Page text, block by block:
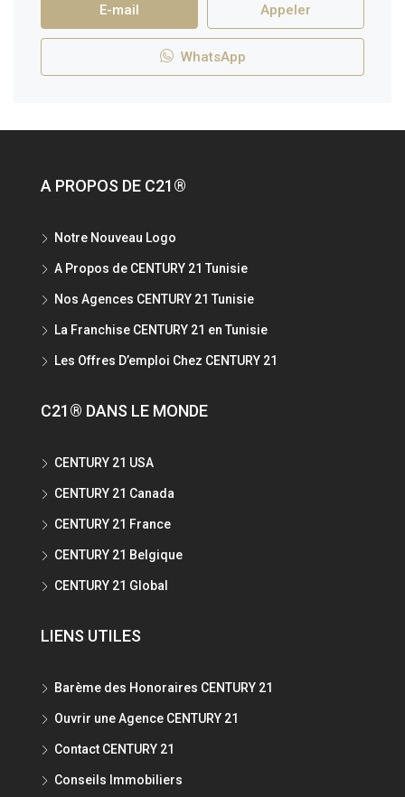
E-mail Appeler
WhatsApp
A PROPOS DE C21®
Notre Nouveau Logo
A Propos de CENTURY 21 Tunisie
Nos Agences CENTURY 21 Tunisie
La Franchise CENTURY 21 en Tunisie
Les Offres D’emploi Chez CENTURY 21
C21® DANS LE MONDE
CENTURY 21 USA
CENTURY 21 Canada
CENTURY 21 France
CENTURY 21 Belgique
CENTURY 21 Global
LIENS UTILES
Barème des Honoraires CENTURY 21
Ouvrir une Agence CENTURY 21
Contact CENTURY 21
Conseils Immobiliers